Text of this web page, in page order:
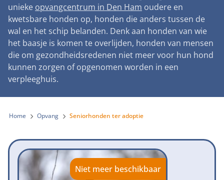
Landelijke registratie bijtincidenten
Verantwoord fokbeleid
Landelijk vuurwerkverbod
Verplichte pre-aanschaf cursus
Gemeentelijk meldpunt bijtincidenten
Bescherming tegen grasaren
Lezingen
Symposium Gemeentelijk Dierenbeleid
Teken onze petitie
Steun als bedrijf
Adopteer een seniorhond
Sponsor een seniorhond
Steun als vrijwilliger
Honden voor Honden Loop
Vraag een donatiebox aan
Wat wij doen
Onze organisatie
Samenwerking
Jaarverslag
Vacatures
Donateursmagazine Hond
Onze successen voor honden
Contactgegevens
Pers
Nieuws
Nieuwsbrief
Incassodata
Zoeken
unieke opvangcentrum in Den Ham oudere en
kwetsbare honden op, honden die anders tussen de
wal en het schip belanden. Denk aan honden van wie
het baasje is komen te overlijden, honden van mensen
die om gezondheidsredenen niet meer voor hun hond
kunnen zorgen of opgenomen worden in een
verpleeghuis.
Home Opvang Seniorhonden ter adoptie
Niet meer beschikbaar